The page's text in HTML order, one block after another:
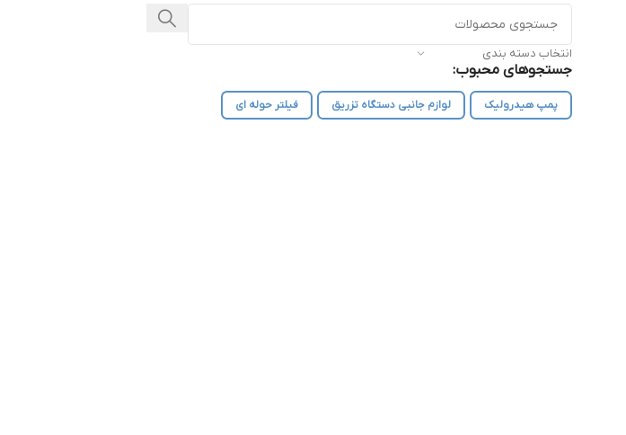
انتخاب دسته بندی
جستجوهای محبوب:
پمپ هیدرولیک لوازم جانبی دستگاه تزریق فیلتر حوله ای